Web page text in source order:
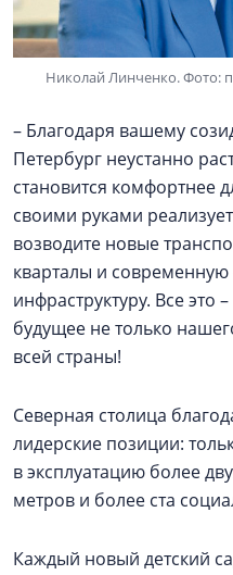
Николай Линченко. Фото:
– Благодаря вашему
Петербург неустанно
становится комфортнее
своими руками
возводите новые
кварталы и
инфраструктуру. Все это
будущее не только
всей страны!
Северная столица
лидерские позиции:
в эксплуатацию более
метров и более ста
Каждый новый детский